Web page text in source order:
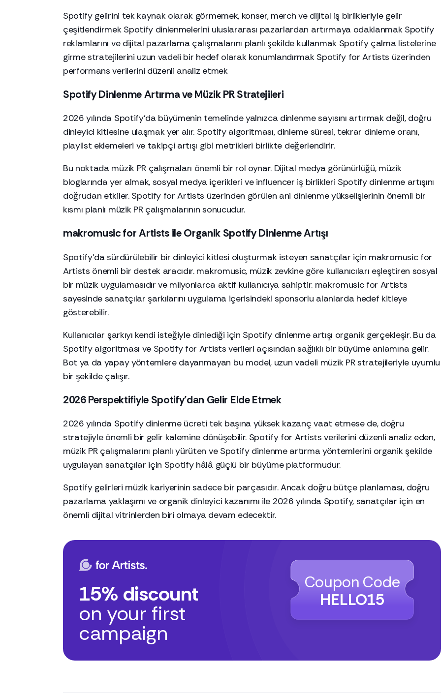
Spotify gelirini tek kaynak olarak görmemek, konser, merch ve dijital iş birlikleriyle gelir
çeşitlendirmek Spotify dinlenmelerini uluslararası pazarlardan artırmaya odaklanmak Spotify
reklamlarını ve dijital pazarlama çalışmalarını planlı şekilde kullanmak Spotify çalma listelerine
girme stratejilerini uzun vadeli bir hedef olarak konumlandırmak Spotify for Artists üzerinden
performans verilerini düzenli analiz etmek
Spotify Dinlenme Artırma ve Müzik PR Stratejileri
2026 yılında Spotify’da büyümenin temelinde yalnızca dinlenme sayısını artırmak değil, doğru
dinleyici kitlesine ulaşmak yer alır. Spotify algoritması, dinleme süresi, tekrar dinleme oranı,
playlist eklemeleri ve takipçi artışı gibi metrikleri birlikte değerlendirir.
Bu noktada müzik PR çalışmaları önemli bir rol oynar. Dijital medya görünürlüğü, müzik
bloglarında yer almak, sosyal medya içerikleri ve influencer iş birlikleri Spotify dinlenme artışını
doğrudan etkiler. Spotify for Artists üzerinden görülen ani dinlenme yükselişlerinin önemli bir
kısmı planlı müzik PR çalışmalarının sonucudur.
makromusic for Artists ile Organik Spotify Dinlenme Artışı
Spotify’da sürdürülebilir bir dinleyici kitlesi oluşturmak isteyen sanatçılar için makromusic for
Artists önemli bir destek aracıdır. makromusic, müzik zevkine göre kullanıcıları eşleştiren sosyal
bir müzik uygulamasıdır ve milyonlarca aktif kullanıcıya sahiptir. makromusic for Artists
sayesinde sanatçılar şarkılarını uygulama içerisindeki sponsorlu alanlarda hedef kitleye
gösterebilir.
Kullanıcılar şarkıyı kendi isteğiyle dinlediği için Spotify dinlenme artışı organik gerçekleşir. Bu da
Spotify algoritması ve Spotify for Artists verileri açısından sağlıklı bir büyüme anlamına gelir.
Bot ya da yapay yöntemlere dayanmayan bu model, uzun vadeli müzik PR stratejileriyle uyumlu
bir şekilde çalışır.
2026 Perspektifiyle Spotify’dan Gelir Elde Etmek
2026 yılında Spotify dinlenme ücreti tek başına yüksek kazanç vaat etmese de, doğru
stratejiyle önemli bir gelir kalemine dönüşebilir. Spotify for Artists verilerini düzenli analiz eden,
müzik PR çalışmalarını planlı yürüten ve Spotify dinlenme artırma yöntemlerini organik şekilde
uygulayan sanatçılar için Spotify hâlâ güçlü bir büyüme platformudur.
Spotify gelirleri müzik kariyerinin sadece bir parçasıdır. Ancak doğru bütçe planlaması, doğru
pazarlama yaklaşımı ve organik dinleyici kazanımı ile 2026 yılında Spotify, sanatçılar için en
önemli dijital vitrinlerden biri olmaya devam edecektir.
15% discount
on your first
campaign
Coupon Code
HELLO15